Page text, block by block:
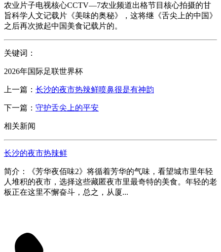
农业片子电视核心CCTV—7农业频道出格节目核心拍摄的甘
旨科学人文记载片《美味的奥秘》，这将继《舌尖上的中国》
之后再次掀起中国美食记载片的。
关键词：
2026年国际足联世界杯
上一篇： 长沙的夜市热辣鲜喷鼻很是有神韵
下一篇： 守护舌尖上的平安
相关新闻
长沙的夜市热辣鲜
简介：《芳华夜佰味2》将循着芳华的气味，看望城市里年轻
人堆积的夜市，选择这些藏匿夜市里最奇特的美食。年轻的老
板正在这里不懈奋斗，总之，从厦...